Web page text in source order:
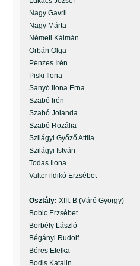
Nagy Gavril
Nagy Márta
Németi Kálmán
Orbán Olga
Pénzes Irén
Piski Ilona
Sanyó Ilona Erna
Szabó Irén
Szabó Jolanda
Szabó Rozália
Szilágyi Győző Attila
Szilágyi István
Todas Ilona
Valter ildikó Erzsébet
Osztály: XIII. B (Váró György)
Bobic Erzsébet
Borbély László
Bégányi Rudolf
Béres Etelka
Bodis Katalin